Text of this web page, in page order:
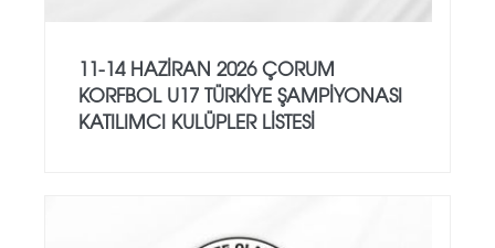
11-14 HAZİRAN 2026 ÇORUM
KORFBOL U17 TÜRKİYE ŞAMPİYONASI
KATILIMCI KULÜPLER LİSTESİ